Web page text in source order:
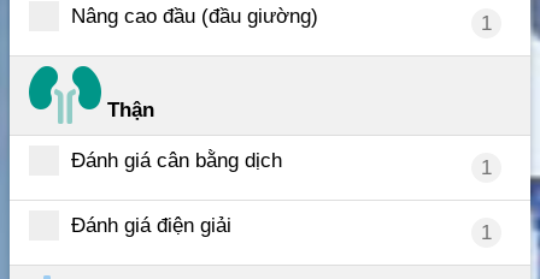
Nâng cao đầu (đầu giường) 1
Thận
Đánh giá cân bằng dịch 1
Đánh giá điện giải 1